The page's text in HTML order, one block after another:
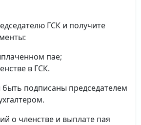
ГСК и получите
пае;
в ГСК.
подписаны председателем
о членстве и выплате пая